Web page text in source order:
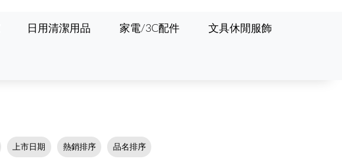
日用清潔用品 家電/3C配件 文具休閒服飾
上市日期 熱銷排序 品名排序